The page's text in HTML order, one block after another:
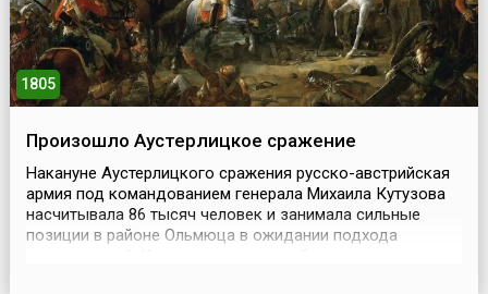
1805
Произошло Аустерлицкое сражение
Накануне Аустерлицкого сражения русско-австрийская
армия под командованием генерала Михаила Кутузова
насчитывала 86 тысяч человек и занимала сильные
позиции в районе Ольмюца в ожидании подхода